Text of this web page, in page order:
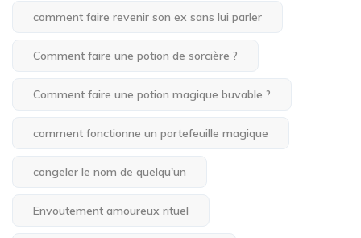
comment faire revenir son ex sans lui parler
Comment faire une potion de sorcière ?
Comment faire une potion magique buvable ?
comment fonctionne un portefeuille magique
congeler le nom de quelqu'un
Envoutement amoureux rituel